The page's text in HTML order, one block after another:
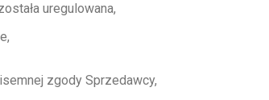
uregulowana,
zgody Sprzedawcy,